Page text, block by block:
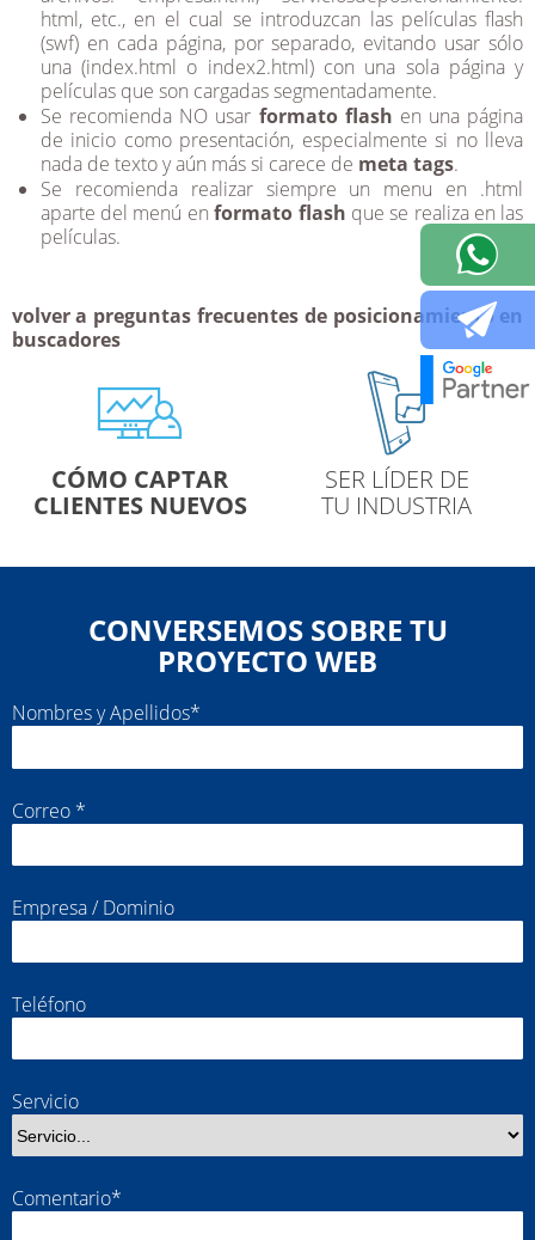
html, etc., en el cual se introduzcan las películas flash
(swf) en cada página, por separado, evitando usar sólo
una (index.html o index2.html) con una sola página y
películas que son cargadas segmentadamente.
Se recomienda NO usar formato flash en una página
de inicio como presentación, especialmente si no lleva
nada de texto y aún más si carece de meta tags.
Se recomienda realizar siempre un menu en .html
aparte del menú enformato flash que se realiza en las
películas.
volver a preguntas frecuentes de posicionamiento en
buscadores
CÓMO CAPTAR
NUEVOS
SER LÍDER DE
TU INDUSTRIA
CONVERSEMOS SOBRE TU
PROYECTO WEB
Nombres y Apellidos*
Correo *
Empresa / Dominio
Teléfono
Servicio
Comentario*